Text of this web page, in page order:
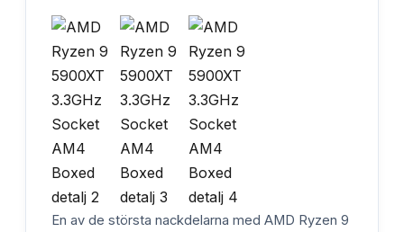
En av de största nackdelarna med AMD Ryzen 9